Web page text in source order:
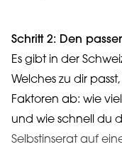
Schritt 2: Den
Es gibt in der
Welches zu dir
Faktoren ab: wie
und wie schnell du
Selbstinserat auf